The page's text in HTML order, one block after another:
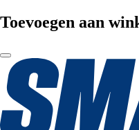
Toevoegen aan